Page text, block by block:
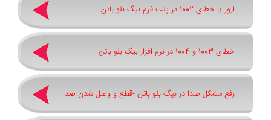
ارور یا خطای 1002 در پلت فرم بیگ بلو باتن
خطای 1003 و 1004 در نرم افزار بیگ بلو باتن
رفع مشکل صدا در بیگ بلو باتن -قطع و وصل شدن صدا